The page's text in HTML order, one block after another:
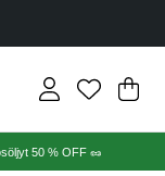
.
50 % OFF 🥜